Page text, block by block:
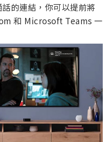
的連結，你可以提前將
和 Microsoft Teams 一